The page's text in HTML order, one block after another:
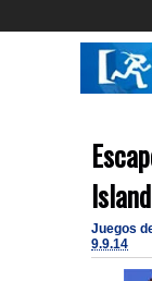
Island
Juegos
9.9.14